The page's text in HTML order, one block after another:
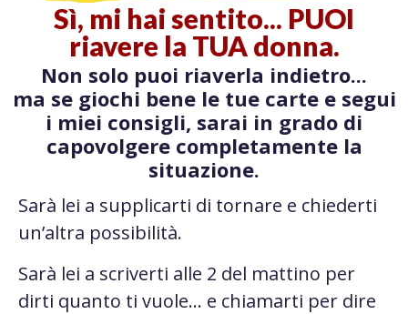
Sì, mi hai sentito... PUOI
riavere la TUA donna.
Non solo puoi riaverla indietro...
ma se giochi bene le tue carte e segui
i miei consigli, sarai in grado di
capovolgere completamente la
situazione.
Sarà lei a supplicarti di tornare e chiederti
un’altra possibilità.
Sarà lei a scriverti alle 2 del mattino per
dirti quanto ti vuole… e chiamarti per dire